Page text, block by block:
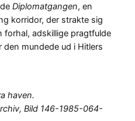
Diplomatgangen, en
korridor, der strakte sig
adskillige pragtfulde
den mundede ud i Hitlers
haven.
Bild 146-1985-064-